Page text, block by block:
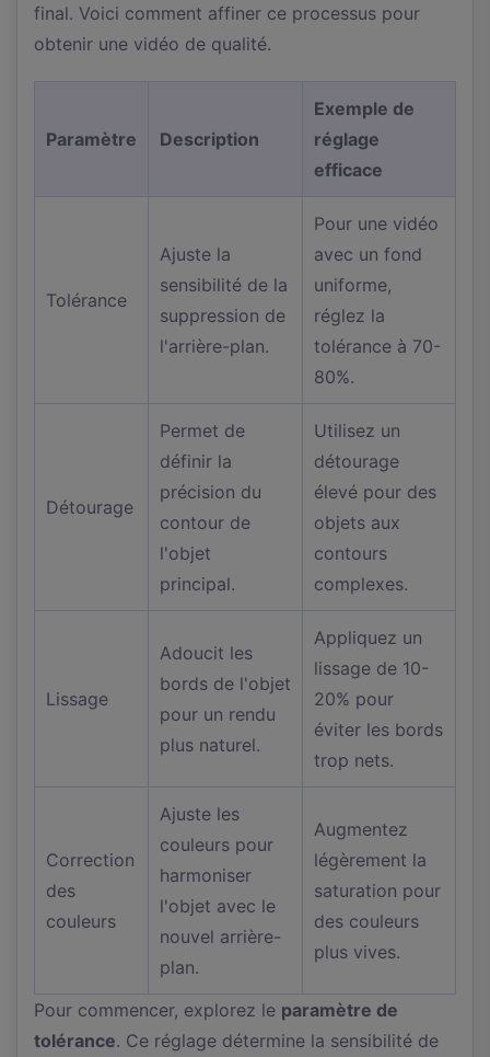
final. Voici comment affiner ce processus pour
obtenir une vidéo de qualité.
Paramètre Description
Exemple de
réglage
efficace
Tolérance
Ajuste la
sensibilité de la
suppression de
l'arrière-plan.
Pour une vidéo
avec un fond
uniforme,
réglez la
tolérance à 70-
80%.
Détourage
Permet de
définir la
précision du
contour de
l'objet
principal.
Utilisez un
détourage
élevé pour des
objets aux
contours
complexes.
Lissage
Adoucit les
bords de l'objet
pour un rendu
plus naturel.
Appliquez un
lissage de 10-
20% pour
éviter les bords
trop nets.
Correction
des
couleurs
Ajuste les
couleurs pour
harmoniser
l'objet avec le
nouvel arrière-
plan.
Augmentez
légèrement la
saturation pour
des couleurs
plus vives.
Pour commencer, explorez le paramètre de
tolérance. Ce réglage détermine la sensibilité de